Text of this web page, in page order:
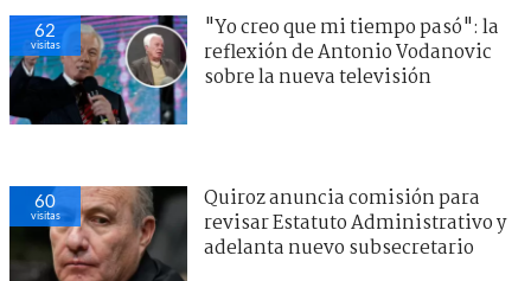
62
visitas
"Yo creo que mi tiempo pasó": la
reflexión de Antonio Vodanovic
sobre la nueva televisión
60
visitas
Quiroz anuncia comisión para
revisar Estatuto Administrativo y
adelanta nuevo subsecretario